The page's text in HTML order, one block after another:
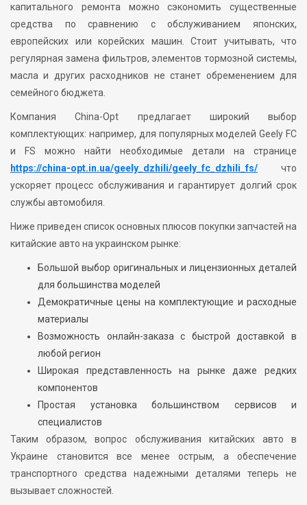
капитального ремонта можно сэкономить существенные
средства по сравнению с обслуживанием японских,
европейских или корейских машин. Стоит учитывать, что
регулярная замена фильтров, элементов тормозной системы,
масла и других расходников не станет обременением для
семейного бюджета.
Компания China-Opt предлагает широкий выбор
комплектующих: например, для популярных моделей Geely FC
и FS можно найти необходимые детали на странице
https://china-opt.in.ua/geely_dzhili/geely_fc_dzhili_fs/ что
ускоряет процесс обслуживания и гарантирует долгий срок
службы автомобиля.
Ниже приведен список основных плюсов покупки запчастей на
китайские авто на украинском рынке:
Большой выбор оригинальных и лицензионных деталей
для большинства моделей
Демократичные цены на комплектующие и расходные
материалы
Возможность онлайн-заказа с быстрой доставкой в
любой регион
Широкая представленность на рынке даже редких
компонентов
Простая установка большинством сервисов и
специалистов
Таким образом, вопрос обслуживания китайских авто в
Украине становится все менее острым, а обеспечение
транспортного средства надежными деталями теперь не
вызывает сложностей.